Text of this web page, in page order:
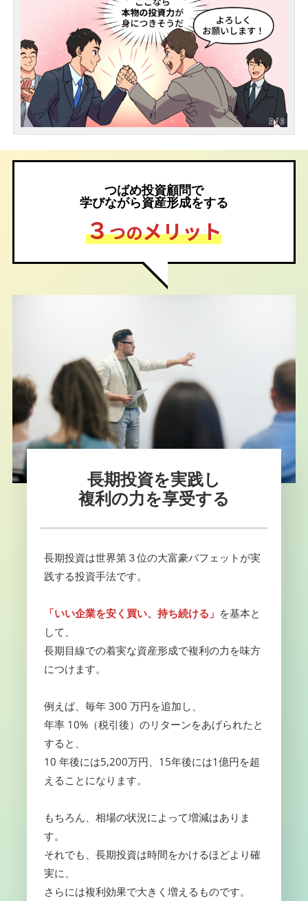
つばめ投資顧問で
学びながら資産形成をする
３つのメリット
長期投資を実践し
複利の力を享受する
長期投資は世界第３位の大富豪バフェットが実
践する投資手法です。
「いい企業を安く買い、持ち続ける」 を基本と
して、
長期目線での着実な資産形成で複利の力を味方
につけます。
例えば、毎年 300 万円を追加し、
年率 10%（税引後）のリターンをあげられたと
すると、
10 年後には5,200万円、15年後には1億円を超
えることになります。
もちろん、相場の状況によって増減はありま
す。
それでも、長期投資は時間をかけるほどより確
実に、
さらには複利効果で大きく増えるものです。